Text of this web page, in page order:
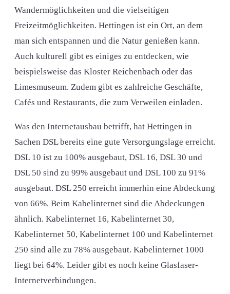
Wandermöglichkeiten und die vielseitigen
Freizeitmöglichkeiten. Hettingen ist ein Ort, an dem
man sich entspannen und die Natur genießen kann.
Auch kulturell gibt es einiges zu entdecken, wie
beispielsweise das Kloster Reichenbach oder das
Limesmuseum. Zudem gibt es zahlreiche Geschäfte,
Cafés und Restaurants, die zum Verweilen einladen.
Was den Internetausbau betrifft, hat Hettingen in
Sachen DSL bereits eine gute Versorgungslage erreicht.
DSL 10 ist zu 100% ausgebaut, DSL 16, DSL 30 und
DSL 50 sind zu 99% ausgebaut und DSL 100 zu 91%
ausgebaut. DSL 250 erreicht immerhin eine Abdeckung
von 66%. Beim Kabelinternet sind die Abdeckungen
ähnlich. Kabelinternet 16, Kabelinternet 30,
Kabelinternet 50, Kabelinternet 100 und Kabelinternet
250 sind alle zu 78% ausgebaut. Kabelinternet 1000
liegt bei 64%. Leider gibt es noch keine Glasfaser-
Internetverbindungen.